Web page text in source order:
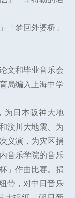
「梦回外婆桥」
文和毕业音乐会
局编入上海中学
为日本阪神大地
汶川大地震、为
义演，为灾区捐
音乐学院的音乐
」作曲比赛。捐
带，对中日音乐